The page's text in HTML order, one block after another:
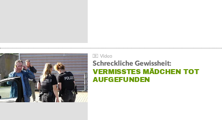
Schreckliche Gewissheit:
VERMISSTES MÄDCHEN TOT
AUFGEFUNDEN